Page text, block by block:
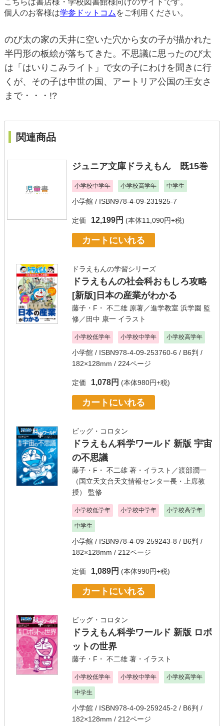
こちらは書店様・学校図書館様向けのサイトです。
個人のお客様は学参ドットコム をご利用ください。
のび太の家の天井に空いた穴から女の子が描かれた
半円形の板絵が落ちてきた。不思議に思ったのび太
は「はいりこみライト」で女の子にわけを聞きに行
くが、その子は中世の国、アートリア公国の王女さ
まで・・・!?
関連商品
ジュニア文庫ドラえもん 既15巻
小学校中学年 小学校高学年 中学生
小学館 / ISBN978-4-09-231925-7
定価 12,199円 (本体11,090円+税)
カートにいれる
ドラえもんの学習シリーズ
ドラえもんの社会科おもしろ攻略
[新版]日本の産業がわかる
藤子・F・ 不二雄 原著／進学教室 浜学園 監
修／ 田中 康一 イラスト
小学校低学年 小学校中学年 小学校高学年
小学館 / ISBN978-4-09-253760-6 / B6判 /
182×128mm / 224ページ
定価 1,078円 (本体980円+税)
カートにいれる
ビッグ・コロタン
ドラえもん科学ワールド 新版 宇宙
の不思議
藤子・F・ 不二雄 著・イラスト／渡部潤一
（国立天文台天文情報センター長・上席教
授）
監修
小学校低学年 小学校中学年 小学校高学年
中学生
小学館 / ISBN978-4-09-259243-8 / B6判 /
182×128mm / 212ページ
定価 1,089円 (本体990円+税)
カートにいれる
ビッグ・コロタン
ドラえもん科学ワールド 新版 ロボ
ットの世界
藤子・F・ 不二雄 著・イラスト
小学校低学年 小学校中学年 小学校高学年
中学生
小学館 / ISBN978-4-09-259245-2 / B6判 /
182×128mm / 212ページ